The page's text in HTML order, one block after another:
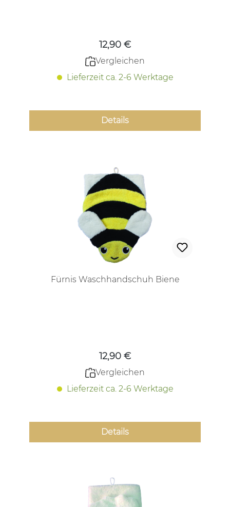
12,90 €
Vergleichen
Lieferzeit ca. 2-6 Werktage
Details
Fürnis Waschhandschuh Biene
12,90 €
Vergleichen
Lieferzeit ca. 2-6 Werktage
Details